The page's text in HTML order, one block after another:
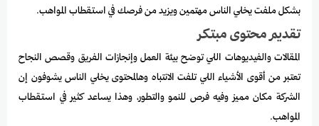
بشكل ملفت يخلي الناس مهتمين ويزيد من فرصك في استقطاب المواهب.
تقديم محتوى مبتكر
المقالات والفيديوهات اللي توضح بيئة العمل وإنجازات الفريق وقصص النجاح
تعتبر من أقوى الأشياء اللي تلفت الانتباه وهالمحتوى يخلي الناس يشوفون إن
الشركة مكان مميز وفيه فرص للنمو والتطور، وهذا يساعد كثير في استقطاب
المواهب.